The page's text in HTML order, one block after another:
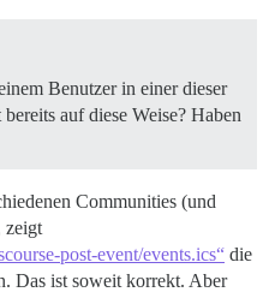
Benutzer in einer dieser
auf diese Weise? Haben
Communities (und
zeigt
post-event/events.ics“ die
Das ist soweit korrekt. Aber